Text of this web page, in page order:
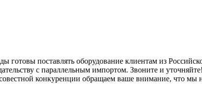
готовы поставлять оборудование клиентам из
с параллельным импортом. Звоните и
конкуренции обращаем ваше внимание, что мы